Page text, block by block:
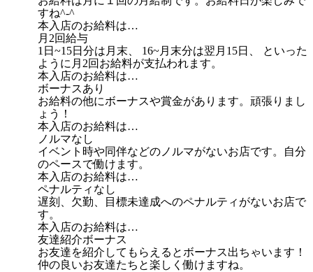
すね^-^
本入店のお給料は…
月2回給与
1日~15日分は月末、 16~月末分は翌月15日、 といった
ように月2回お給料が支払われます。
本入店のお給料は…
ボーナスあり
お給料の他にボーナスや賞金があります。頑張りまし
ょう！
本入店のお給料は…
ノルマなし
イベント時や同伴などのノルマがないお店です。自分
のペースで働けます。
本入店のお給料は…
ペナルティなし
遅刻、欠勤、目標未達成へのペナルティがないお店で
す。
本入店のお給料は…
友達紹介ボーナス
お友達を紹介してもらえるとボーナス出ちゃいます！
仲の良いお友達たちと楽しく働けますね。